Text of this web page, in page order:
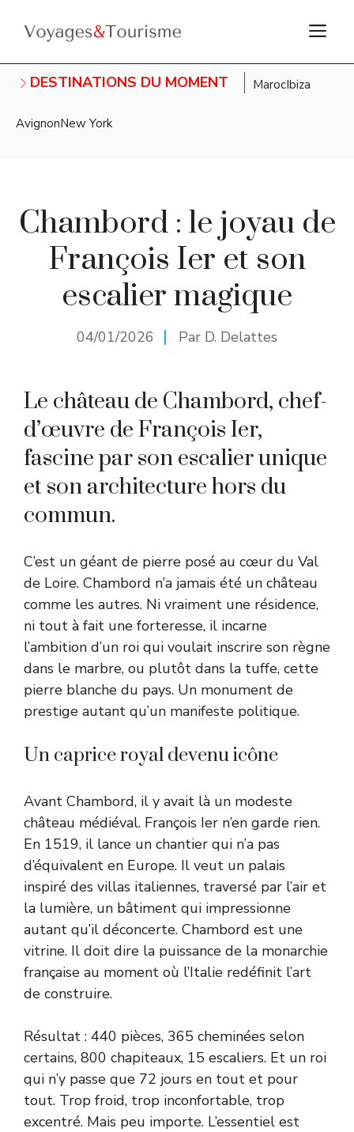
DESTINATIONS DU MOMENT MarocIbiza
AvignonNew York
Chambord : le joyau de
François Ier et son
escalier magique
04/01/2026 Par D. Delattes
Le château de Chambord, chef-
d’œuvre de François Ier,
fascine par son escalier unique
et son architecture hors du
commun.
C’est un géant de pierre posé au cœur du Val
de Loire. Chambord n’a jamais été un château
comme les autres. Ni vraiment une résidence,
ni tout à fait une forteresse, il incarne
l’ambition d’un roi qui voulait inscrire son règne
dans le marbre, ou plutôt dans la tuffe, cette
pierre blanche du pays. Un monument de
prestige autant qu’un manifeste politique.
Un caprice royal devenu icône
Avant Chambord, il y avait là un modeste
château médiéval. François Ier n’en garde rien.
En 1519, il lance un chantier qui n’a pas
d’équivalent en Europe. Il veut un palais
inspiré des villas italiennes, traversé par l’air et
la lumière, un bâtiment qui impressionne
autant qu’il déconcerte. Chambord est une
vitrine. Il doit dire la puissance de la monarchie
française au moment où l’Italie redéfinit l’art
de construire.
Résultat : 440 pièces, 365 cheminées selon
certains, 800 chapiteaux, 15 escaliers. Et un roi
qui n’y passe que 72 jours en tout et pour
tout. Trop froid, trop inconfortable, trop
excentré. Mais peu importe. L’essentiel est